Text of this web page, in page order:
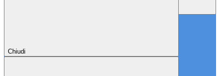
Chiudi